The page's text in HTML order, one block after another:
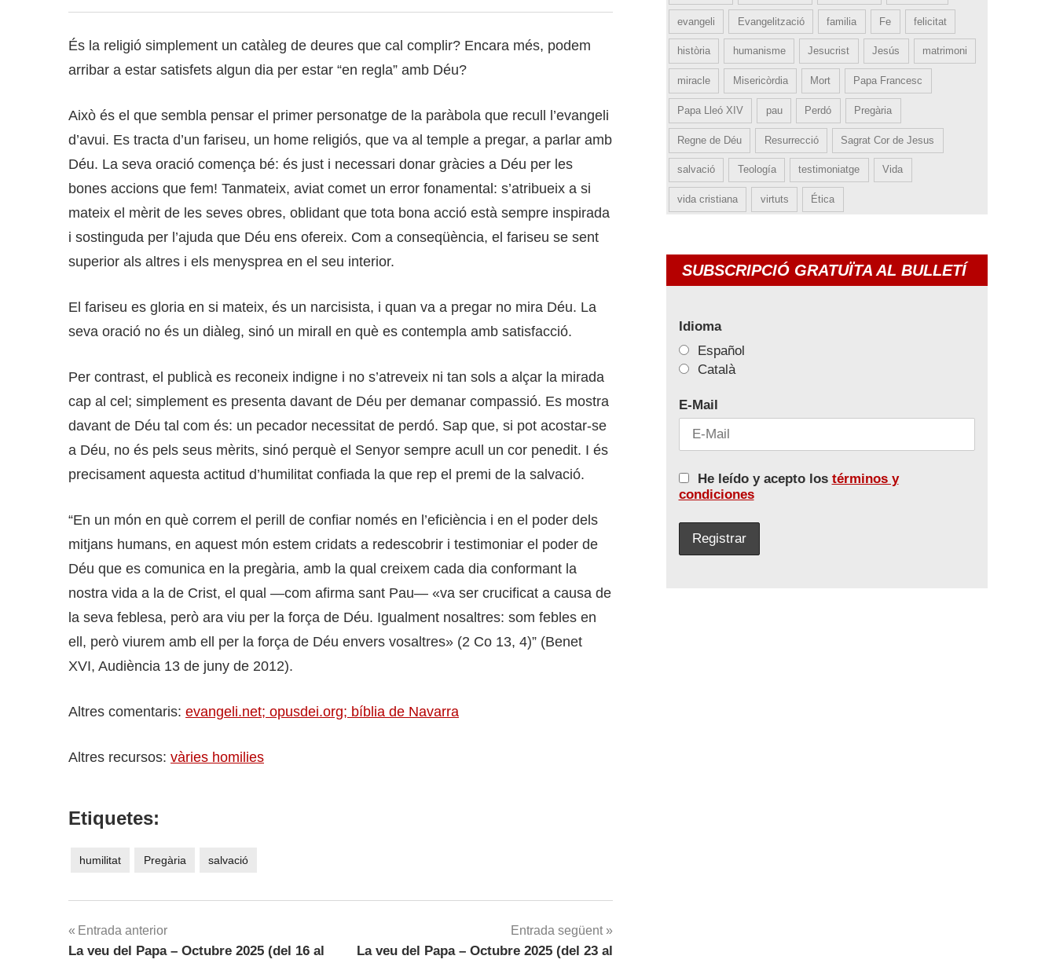
És la religió simplement un catàleg de deures que cal complir? Encara més, podem
arribar a estar satisfets algun dia per estar “en regla” amb Déu?
Això és el que sembla pensar el primer personatge de la paràbola que recull l’evangeli
d’avui. Es tracta d’un fariseu, un home religiós, que va al temple a pregar, a parlar amb
Déu. La seva oració comença bé: és just i necessari donar gràcies a Déu per les
bones accions que fem! Tanmateix, aviat comet un error fonamental: s’atribueix a si
mateix el mèrit de les seves obres, oblidant que tota bona acció està sempre inspirada
i sostinguda per l’ajuda que Déu ens ofereix. Com a conseqüència, el fariseu se sent
superior als altres i els menysprea en el seu interior.
El fariseu es gloria en si mateix, és un narcisista, i quan va a pregar no mira Déu. La
seva oració no és un diàleg, sinó un mirall en què es contempla amb satisfacció.
Per contrast, el publicà es reconeix indigne i no s’atreveix ni tan sols a alçar la mirada
cap al cel; simplement es presenta davant de Déu per demanar compassió. Es mostra
davant de Déu tal com és: un pecador necessitat de perdó. Sap que, si pot acostar-se
a Déu, no és pels seus mèrits, sinó perquè el Senyor sempre acull un cor penedit. I és
precisament aquesta actitud d’humilitat confiada la que rep el premi de la salvació.
“En un món en què correm el perill de confiar només en l’eficiència i en el poder dels
mitjans humans, en aquest món estem cridats a redescobrir i testimoniar el poder de
Déu que es comunica en la pregària, amb la qual creixem cada dia conformant la
nostra vida a la de Crist, el qual —com afirma sant Pau— «va ser crucificat a causa de
la seva feblesa, però ara viu per la força de Déu. Igualment nosaltres: som febles en
ell, però viurem amb ell per la força de Déu envers vosaltres» (2 Co 13, 4)” (Benet
XVI, Audiència 13 de juny de 2012).
Altres comentaris: evangeli.net; opusdei.org; bíblia de Navarra
Altres recursos: vàries homilies
Etiquetes:
humilitat Pregària salvació
Navegació
Entrada anterior
La veu del Papa – Octubre 2025 (del 16 al
Entrada següent
La veu del Papa – Octubre 2025 (del 23 al
evangeli Evangelització familia Fe felicitat
història humanisme Jesucrist Jesús matrimoni
miracle Misericòrdia Mort Papa Francesc
Papa Lleó XIV pau Perdó Pregària
Regne de Déu Resurrecció Sagrat Cor de Jesus
salvació Teología testimoniatge Vida
vida cristiana virtuts Ética
SUBSCRIPCIÓ GRATUÏTA AL BULLETÍ
Idioma
Español
Català
E-Mail
He leído y acepto los términos y
condiciones